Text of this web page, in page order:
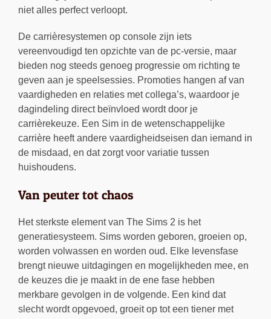
niet alles perfect verloopt.
De carrièresystemen op console zijn iets
vereenvoudigd ten opzichte van de pc-versie, maar
bieden nog steeds genoeg progressie om richting te
geven aan je speelsessies. Promoties hangen af van
vaardigheden en relaties met collega’s, waardoor je
dagindeling direct beïnvloed wordt door je
carrièrekeuze. Een Sim in de wetenschappelijke
carrière heeft andere vaardigheidseisen dan iemand in
de misdaad, en dat zorgt voor variatie tussen
huishoudens.
Van peuter tot chaos
Het sterkste element van The Sims 2 is het
generatiesysteem. Sims worden geboren, groeien op,
worden volwassen en worden oud. Elke levensfase
brengt nieuwe uitdagingen en mogelijkheden mee, en
de keuzes die je maakt in de ene fase hebben
merkbare gevolgen in de volgende. Een kind dat
slecht wordt opgevoed, groeit op tot een tiener met